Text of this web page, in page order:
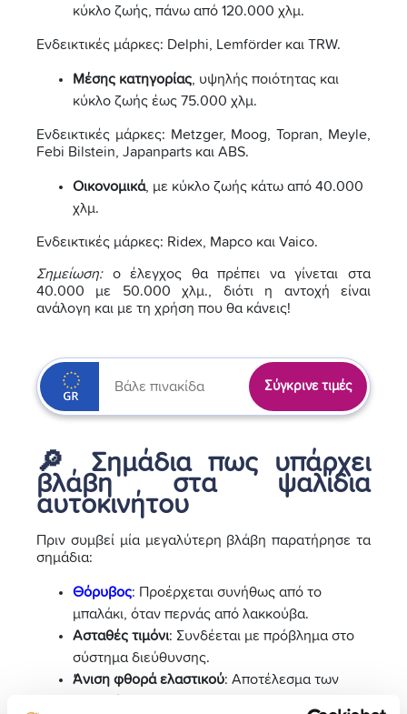
κύκλο ζωής, πάνω από 120.000 χλμ.
Ενδεικτικές μάρκες: Delphi, Lemförder και TRW.
Μέσης κατηγορίας, υψηλής ποιότητας και
κύκλο ζωής έως 75.000 χλμ.
Ενδεικτικές μάρκες: Metzger, Moog, Topran, Meyle,
Febi Bilstein, Japanparts και ABS.
Οικονομικά, με κύκλο ζωής κάτω από 40.000
χλμ.
Ενδεικτικές μάρκες: Ridex, Mapco και Vaico.
Σημείωση:ο έλεγχος θα πρέπει να γίνεται στα
40.000 με 50.000 χλμ., διότι η αντοχή είναι
ανάλογη και με τη χρήση που θα κάνεις!
Σύγκρινε τιμές
🔎 Σημάδια πως υπάρχει
βλάβη στα ψαλίδια
αυτοκινήτου
Πριν συμβεί μία μεγαλύτερη βλάβη παρατήρησε τα
σημάδια:
Θόρυβος: Προέρχεται συνήθως από το
μπαλάκι, όταν περνάς από λακκούβα.
Ασταθές τιμόνι: Συνδέεται με πρόβλημα στο
σύστημα διεύθυνσης.
Άνιση φθορά ελαστικού: Αποτέλεσμα των